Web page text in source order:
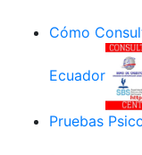
Cómo
Ecuador
Pruebas